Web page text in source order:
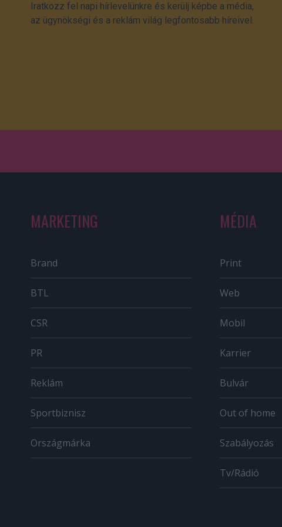
Iratkozz fel napi hírlevelünkre és kerülj képbe a média,
az ügynökségi és a reklám világ legfontosabb híreivel.
MARKETING
Brand
BTL
CSR
PR
Reklám
Sportbiznisz
Országmárka
MÉDIA
Print
Web
Mobil
Karrier
Bulvár
Out of home
Szabályozás
Tv/Rádió